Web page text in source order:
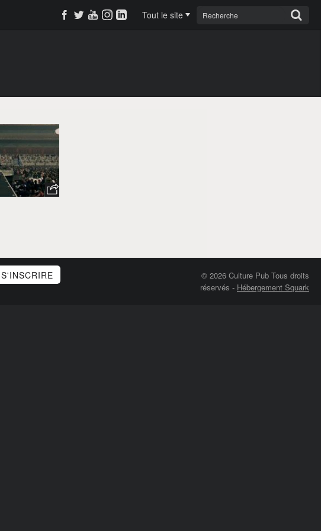
Tout le site
© 2026 Culture Pub Tous droits
réservés - Hébergement Squark